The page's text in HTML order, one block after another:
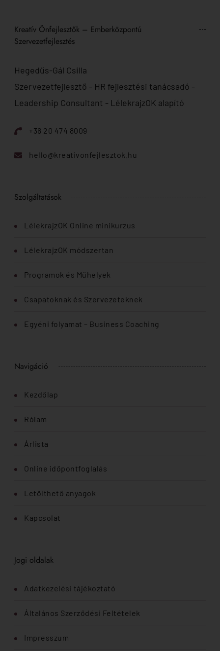
Kreatív Önfejlesztők – Emberközpontú
Szervezetfejlesztés
Hegedűs-Gál Csilla
Szervezetfejlesztő - HR fejlesztési tanácsadó -
Leadership Consultant - LélekrajzOK alapító
+36 20 474 8009
hello@kreativonfejlesztok.hu
Szolgáltatások
LélekrajzOK Online minikurzus
LélekrajzOK módszertan
Programok és Műhelyek
Csapatoknak és Szervezeteknek
Egyéni folyamat – Business Coaching
Navigáció
Kezdőlap
Rólam
Árlista
Online időpontfoglalás
Letölthető anyagok
Kapcsolat
Jogi oldalak
Adatkezelési tájékoztató
Általános Szerződési Feltételek
Impresszum